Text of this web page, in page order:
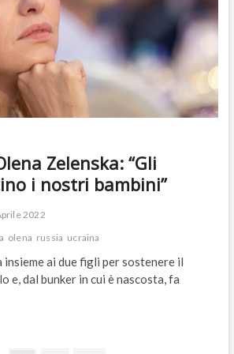
Zelenska: “Gli
i nostri bambini”
2022
olena russia ucraina
insieme ai due figli per sostenere il
e, dal bunker in cui è nascosta, fa